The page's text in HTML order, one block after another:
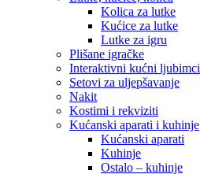
Kolica za lutke
Kućice za lutke
Lutke za igru
Plišane igračke
Interaktivni kućni ljubimci
Setovi za uljepšavanje
Nakit
Kostimi i rekviziti
Kućanski aparati i kuhinje
Kućanski aparati
Kuhinje
Ostalo – kuhinje